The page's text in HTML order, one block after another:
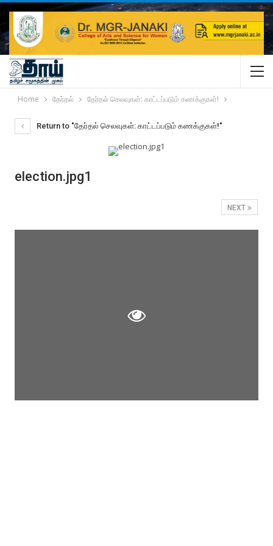
Home தேர்தல் தேர்தல் செலவுகள்: காட்டப்படும் கணக்குகள்!
Return to "தேர்தல் செலவுகள்: காட்டப்படும் கணக்குகள்!"
election.jpg1
NEXT